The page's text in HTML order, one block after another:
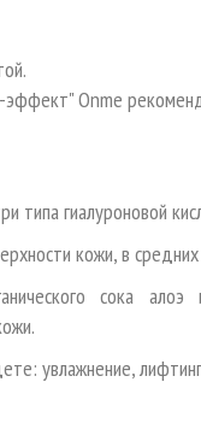
Onme
типа гиалуроновой
кожи, в
сока
увлажнение,